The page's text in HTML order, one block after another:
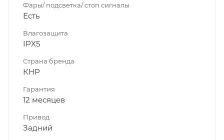
Фары/ подсветка/ стоп сигналы
Есть
Влагозащита
IPX5
Страна бренда
КНР
Гарантия
12 месяцев
Привод
Задний